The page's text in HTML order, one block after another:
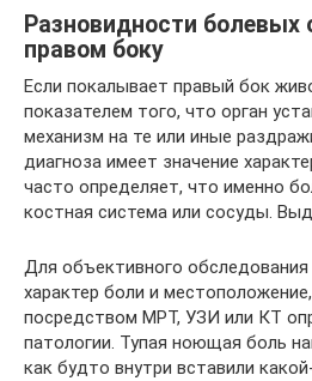
Разновидности
правом боку
Если покалывает правый бок
показателем того, что орган
механизм на те или иные
диагноза имеет значение
часто определяет, что именно
костная система или сосуды.
Для объективного обследования
характер боли и
посредством МРТ, УЗИ или КТ
патологии. Тупая ноющая боль
как будто внутри вставили